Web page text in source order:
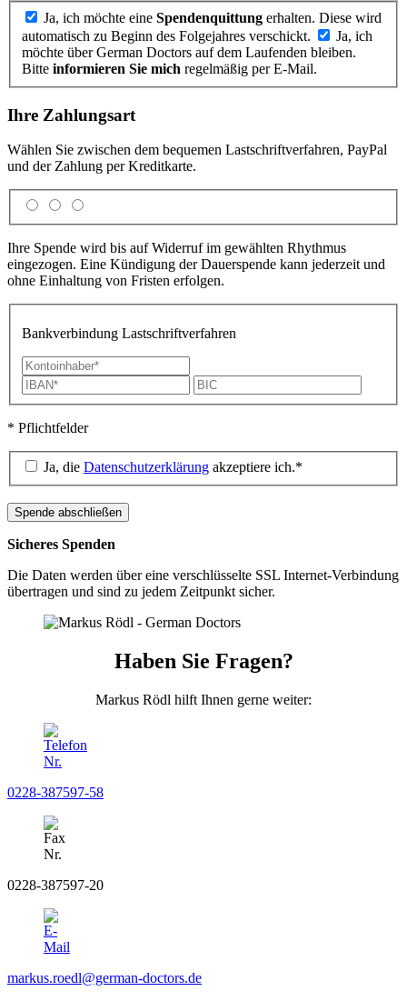
Ja, ich möchte eine Spendenquittung erhalten. Diese wird
automatisch zu Beginn des Folgejahres verschickt.
Ja, ich
möchte über German Doctors auf dem Laufenden bleiben.
Bitte informieren Sie mich regelmäßig per E-Mail.
Ihre Zahlungsart
Wählen Sie zwischen dem bequemen Lastschrift­verfahren, PayPal
und der Zahlung per Kreditkarte.
Ihre Spende wird bis auf Widerruf im gewählten Rhythmus
eingezogen. Eine Kündigung der Dauerspende kann jederzeit und
ohne Einhaltung von Fristen erfolgen.
Bankverbindung Lastschriftverfahren
* Pflichtfelder
Ja, die Datenschutzerklärung akzeptiere ich.*
Sicheres Spenden
Die Daten werden über eine verschlüsselte SSL Internet-Verbindung
übertragen und sind zu jedem Zeitpunkt sicher.
Haben Sie Fragen?
Markus Rödl hilft Ihnen gerne weiter:
0228-387597-58
0228-387597-20
markus.roedl@german-doctors.de